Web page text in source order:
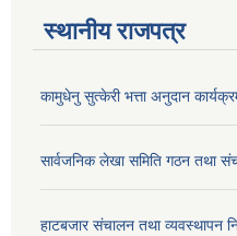
स्थानीय राजपत्र
कामुधेनु सुत्केरी भत्ता अनुदान
सार्वजनिक लेखा समिति गठन तथा
हाटबजार संचालन तथा व्यवस्थापन